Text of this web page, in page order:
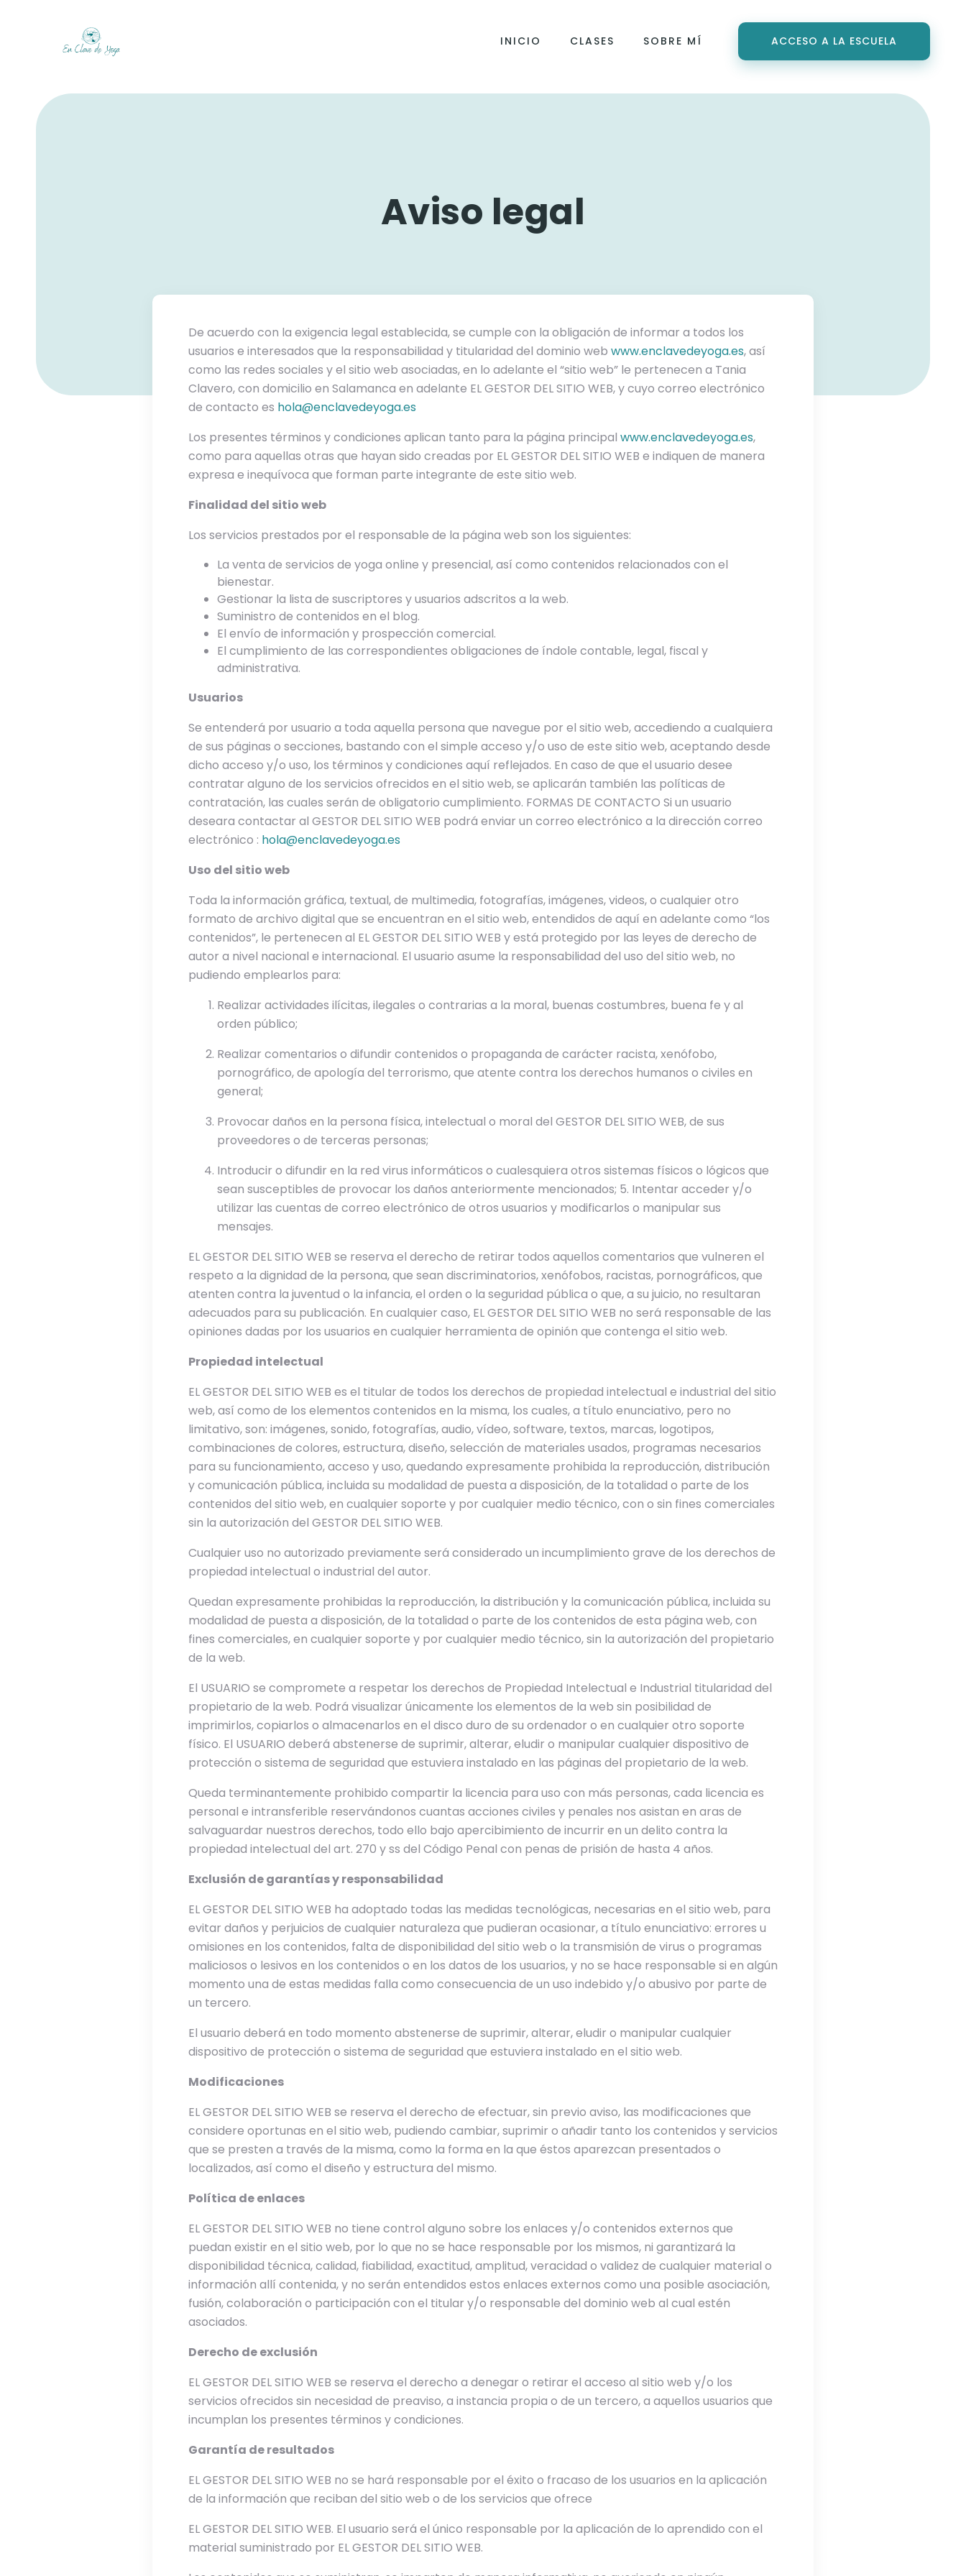
INICIO CLASES SOBRE MÍ ACCESO A LA ESCUELA
Aviso legal
De acuerdo con la exigencia legal establecida, se cumple con la obligación de informar a todos los
usuarios e interesados que la responsabilidad y titularidad del dominio web www.enclavedeyoga.es, así
como las redes sociales y el sitio web asociadas, en lo adelante el “sitio web” le pertenecen a Tania
Clavero, con domicilio en Salamanca en adelante EL GESTOR DEL SITIO WEB, y cuyo correo electrónico
de contacto es hola@enclavedeyoga.es
Los presentes términos y condiciones aplican tanto para la página principal www.enclavedeyoga.es,
como para aquellas otras que hayan sido creadas por EL GESTOR DEL SITIO WEB e indiquen de manera
expresa e inequívoca que forman parte integrante de este sitio web.
Finalidad del sitio web
Los servicios prestados por el responsable de la página web son los siguientes:
La venta de servicios de yoga online y presencial, así como contenidos relacionados con el
bienestar.
Gestionar la lista de suscriptores y usuarios adscritos a la web.
Suministro de contenidos en el blog.
El envío de información y prospección comercial.
El cumplimiento de las correspondientes obligaciones de índole contable, legal, fiscal y
administrativa.
Usuarios
Se entenderá por usuario a toda aquella persona que navegue por el sitio web, accediendo a cualquiera
de sus páginas o secciones, bastando con el simple acceso y/o uso de este sitio web, aceptando desde
dicho acceso y/o uso, los términos y condiciones aquí reflejados. En caso de que el usuario desee
contratar alguno de los servicios ofrecidos en el sitio web, se aplicarán también las políticas de
contratación, las cuales serán de obligatorio cumplimiento. FORMAS DE CONTACTO Si un usuario
deseara contactar al GESTOR DEL SITIO WEB podrá enviar un correo electrónico a la dirección correo
electrónico : hola@enclavedeyoga.es
Uso del sitio web
Toda la información gráfica, textual, de multimedia, fotografías, imágenes, videos, o cualquier otro
formato de archivo digital que se encuentran en el sitio web, entendidos de aquí en adelante como “los
contenidos”, le pertenecen al EL GESTOR DEL SITIO WEB y está protegido por las leyes de derecho de
autor a nivel nacional e internacional. El usuario asume la responsabilidad del uso del sitio web, no
pudiendo emplearlos para:
Realizar actividades ilícitas, ilegales o contrarias a la moral, buenas costumbres, buena fe y al
orden público;
Realizar comentarios o difundir contenidos o propaganda de carácter racista, xenófobo,
pornográfico, de apología del terrorismo, que atente contra los derechos humanos o civiles en
general;
Provocar daños en la persona física, intelectual o moral del GESTOR DEL SITIO WEB, de sus
proveedores o de terceras personas;
Introducir o difundir en la red virus informáticos o cualesquiera otros sistemas físicos o lógicos que
sean susceptibles de provocar los daños anteriormente mencionados; 5. Intentar acceder y/o
utilizar las cuentas de correo electrónico de otros usuarios y modificarlos o manipular sus
mensajes.
EL GESTOR DEL SITIO WEB se reserva el derecho de retirar todos aquellos comentarios que vulneren el
respeto a la dignidad de la persona, que sean discriminatorios, xenófobos, racistas, pornográficos, que
atenten contra la juventud o la infancia, el orden o la seguridad pública o que, a su juicio, no resultaran
adecuados para su publicación. En cualquier caso, EL GESTOR DEL SITIO WEB no será responsable de las
opiniones dadas por los usuarios en cualquier herramienta de opinión que contenga el sitio web.
Propiedad intelectual
EL GESTOR DEL SITIO WEB es el titular de todos los derechos de propiedad intelectual e industrial del sitio
web, así como de los elementos contenidos en la misma, los cuales, a título enunciativo, pero no
limitativo, son: imágenes, sonido, fotografías, audio, vídeo, software, textos, marcas, logotipos,
combinaciones de colores, estructura, diseño, selección de materiales usados, programas necesarios
para su funcionamiento, acceso y uso, quedando expresamente prohibida la reproducción, distribución
y comunicación pública, incluida su modalidad de puesta a disposición, de la totalidad o parte de los
contenidos del sitio web, en cualquier soporte y por cualquier medio técnico, con o sin fines comerciales
sin la autorización del GESTOR DEL SITIO WEB.
Cualquier uso no autorizado previamente será considerado un incumplimiento grave de los derechos de
propiedad intelectual o industrial del autor.
Quedan expresamente prohibidas la reproducción, la distribución y la comunicación pública, incluida su
modalidad de puesta a disposición, de la totalidad o parte de los contenidos de esta página web, con
fines comerciales, en cualquier soporte y por cualquier medio técnico, sin la autorización del propietario
de la web.
El USUARIO se compromete a respetar los derechos de Propiedad Intelectual e Industrial titularidad del
propietario de la web. Podrá visualizar únicamente los elementos de la web sin posibilidad de
imprimirlos, copiarlos o almacenarlos en el disco duro de su ordenador o en cualquier otro soporte
físico. El USUARIO deberá abstenerse de suprimir, alterar, eludir o manipular cualquier dispositivo de
protección o sistema de seguridad que estuviera instalado en las páginas del propietario de la web.
Queda terminantemente prohibido compartir la licencia para uso con más personas, cada licencia es
personal e intransferible reservándonos cuantas acciones civiles y penales nos asistan en aras de
salvaguardar nuestros derechos, todo ello bajo apercibimiento de incurrir en un delito contra la
propiedad intelectual del art. 270 y ss del Código Penal con penas de prisión de hasta 4 años.
Exclusión de garantías y responsabilidad
EL GESTOR DEL SITIO WEB ha adoptado todas las medidas tecnológicas, necesarias en el sitio web, para
evitar daños y perjuicios de cualquier naturaleza que pudieran ocasionar, a título enunciativo: errores u
omisiones en los contenidos, falta de disponibilidad del sitio web o la transmisión de virus o programas
maliciosos o lesivos en los contenidos o en los datos de los usuarios, y no se hace responsable si en algún
momento una de estas medidas falla como consecuencia de un uso indebido y/o abusivo por parte de
un tercero.
El usuario deberá en todo momento abstenerse de suprimir, alterar, eludir o manipular cualquier
dispositivo de protección o sistema de seguridad que estuviera instalado en el sitio web.
Modificaciones
EL GESTOR DEL SITIO WEB se reserva el derecho de efectuar, sin previo aviso, las modificaciones que
considere oportunas en el sitio web, pudiendo cambiar, suprimir o añadir tanto los contenidos y servicios
que se presten a través de la misma, como la forma en la que éstos aparezcan presentados o
localizados, así como el diseño y estructura del mismo.
Política de enlaces
EL GESTOR DEL SITIO WEB no tiene control alguno sobre los enlaces y/o contenidos externos que
puedan existir en el sitio web, por lo que no se hace responsable por los mismos, ni garantizará la
disponibilidad técnica, calidad, fiabilidad, exactitud, amplitud, veracidad o validez de cualquier material o
información allí contenida, y no serán entendidos estos enlaces externos como una posible asociación,
fusión, colaboración o participación con el titular y/o responsable del dominio web al cual estén
asociados.
Derecho de exclusión
EL GESTOR DEL SITIO WEB se reserva el derecho a denegar o retirar el acceso al sitio web y/o los
servicios ofrecidos sin necesidad de preaviso, a instancia propia o de un tercero, a aquellos usuarios que
incumplan los presentes términos y condiciones.
Garantía de resultados
EL GESTOR DEL SITIO WEB no se hará responsable por el éxito o fracaso de los usuarios en la aplicación
de la información que reciban del sitio web o de los servicios que ofrece
EL GESTOR DEL SITIO WEB. El usuario será el único responsable por la aplicación de lo aprendido con el
material suministrado por EL GESTOR DEL SITIO WEB.